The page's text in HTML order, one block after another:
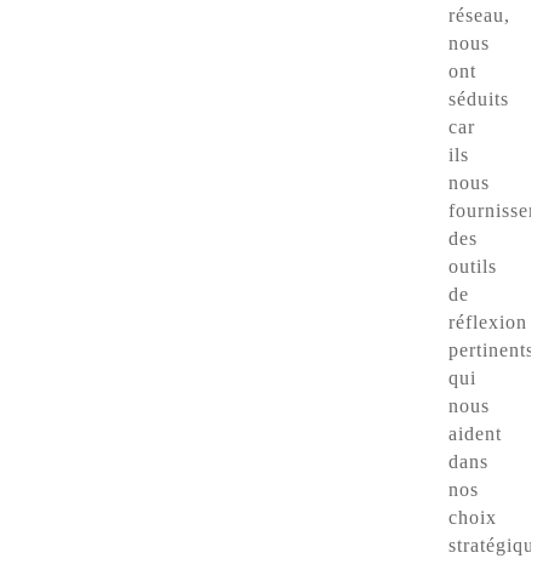
réseau,
nous
ont
séduits
car
ils
nous
des
outils
de
réflexion
pertinents
qui
nous
aident
dans
nos
choix